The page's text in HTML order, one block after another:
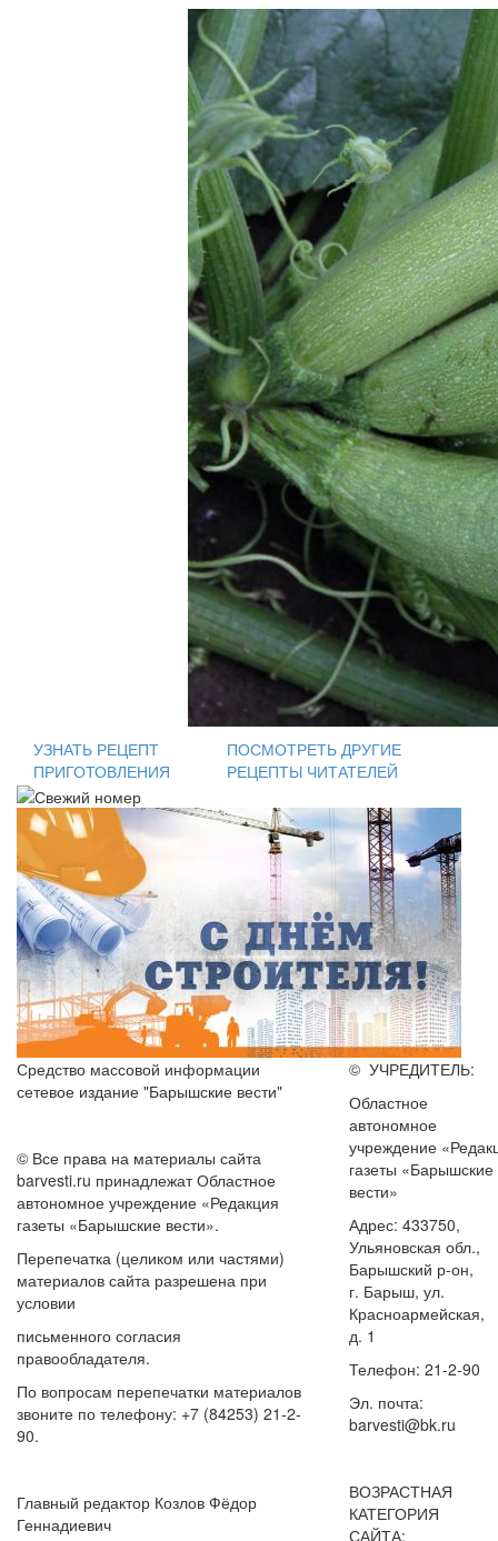
УЗНАТЬ РЕЦЕПТ
ПРИГОТОВЛЕНИЯ
ПОСМОТРЕТЬ ДРУГИЕ
РЕЦЕПТЫ ЧИТАТЕЛЕЙ
Средство массовой информации
сетевое издание "Барышские вести"
© Все права на материалы сайта
barvesti.ru принадлежат Областное
автономное учреждение «Редакция
газеты «Барышские вести».
Перепечатка (целиком или частями)
материалов сайта разрешена при
условии
письменного согласия
правообладателя.
По вопросам перепечатки материалов
звоните по телефону: +7 (84253) 21-2-
90.
Главный редактор Козлов Фёдор
Геннадиевич
© УЧРЕДИТЕЛЬ:
Областное
автономное
учреждение
газеты «Барышские
вести»
Адрес: 433750,
Ульяновская обл.,
Барышский р-он,
г. Барыш, ул.
Красноармейская,
д. 1
Телефон: 21-2-90
Эл. почта:
barvesti@bk.ru
ВОЗРАСТНАЯ
КАТЕГОРИЯ
САЙТА: